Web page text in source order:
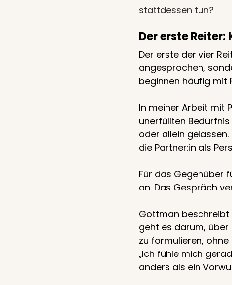
stattdessen tun?
Der erste Reiter:
Der erste der vier
angesprochen,
beginnen häufig mit
In meiner Arbeit mit
unerfüllten
oder allein
die Partner:in als
Für das Gegenüber
an. Das Gespräch
Gottman beschreibt
geht es darum, über
zu formulieren,
„Ich fühle mich
anders als ein